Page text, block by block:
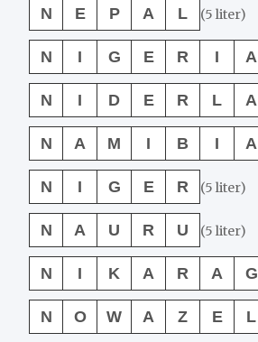
N E P A L (5 liter)
N I G E R I A
N I D E R L A
N A M I B I A
N I G E R (5 liter)
N A U R U (5 liter)
N I K A R A G
N O W A Z E L